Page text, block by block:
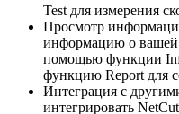
Test для измерения
Просмотр
информацию о вашей
помощью функции
функцию Report для
Интеграция с
интегрировать